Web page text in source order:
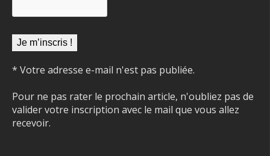
* Votre adresse e-mail n'est pas publiée.
Pour ne pas rater le prochain article, n'oubliez pas de
valider votre inscription avec le mail que vous allez
recevoir.